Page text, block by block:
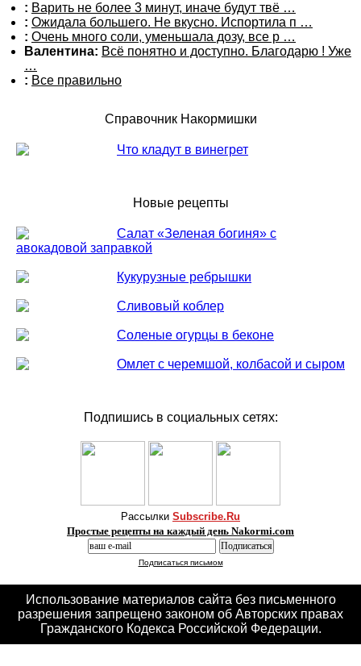
: Варить не более 3 минут, иначе будут твё …
: Ожидала большего. Не вкусно. Испортила п …
: Очень много соли, уменьшала дозу, все р …
Валентина: Всё понятно и доступно. Благодарю ! Уже
…
: Все правильно
Справочник Накормишки
Что кладут в винегрет
Новые рецепты
Салат «Зеленая богиня» с
авокадовой заправкой
Кукурузные ребрышки
Сливовый коблер
Соленые огурцы в беконе
Омлет с черемшой, колбасой и сыром
Подпишись в социальных сетях:
Рассылки Subscribe.Ru
Простые рецепты на каждый день Nakormi.com
Подписаться письмом
Использование материалов сайта без письменного
разрешения запрещено законом об Авторских правах
Гражданского Кодекса Российской Федерации.